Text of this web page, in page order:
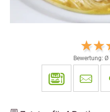
Bewertung: Ø